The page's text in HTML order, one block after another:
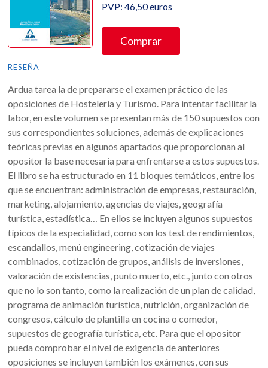
PVP: 46,50 euros
Comprar
RESEÑA
Ardua tarea la de prepararse el examen práctico de las
oposiciones de Hostelería y Turismo. Para intentar facilitar la
labor, en este volumen se presentan más de 150 supuestos con
sus correspondientes soluciones, además de explicaciones
teóricas previas en algunos apartados que proporcionan al
opositor la base necesaria para enfrentarse a estos supuestos.
El libro se ha estructurado en 11 bloques temáticos, entre los
que se encuentran: administración de empresas, restauración,
marketing, alojamiento, agencias de viajes, geografía
turística, estadística… En ellos se incluyen algunos supuestos
típicos de la especialidad, como son los test de rendimientos,
escandallos, menú engineering, cotización de viajes
combinados, cotización de grupos, análisis de inversiones,
valoración de existencias, punto muerto, etc., junto con otros
que no lo son tanto, como la realización de un plan de calidad,
programa de animación turística, nutrición, organización de
congresos, cálculo de plantilla en cocina o comedor,
supuestos de geografía turística, etc. Para que el opositor
pueda comprobar el nivel de exigencia de anteriores
oposiciones se incluyen también los exámenes, con sus